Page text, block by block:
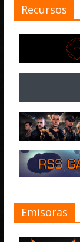
Recursos
Emisoras